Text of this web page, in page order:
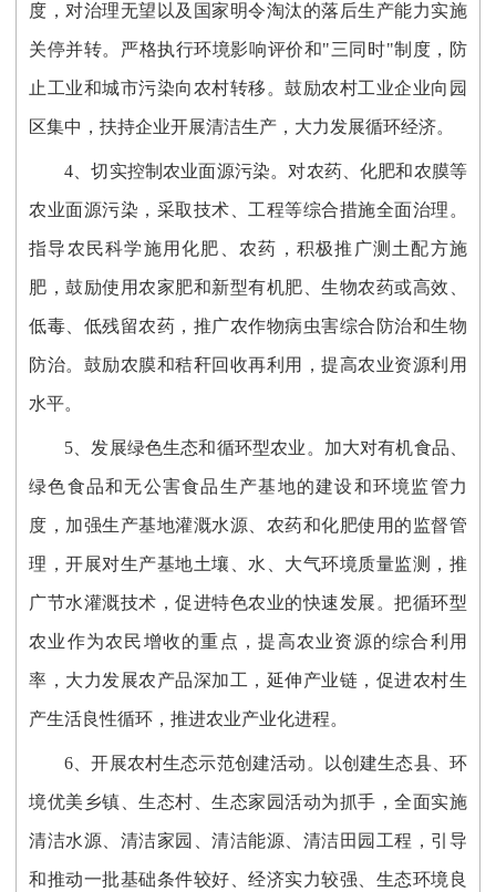
度，对治理无望以及国家明令淘汰的落后生产能力实施
关停并转。严格执行环境影响评价和"三同时"制度，防
止工业和城市污染向农村转移。鼓励农村工业企业向园
区集中，扶持企业开展清洁生产，大力发展循环经济。
4、切实控制农业面源污染。对农药、化肥和农膜等
农业面源污染，采取技术、工程等综合措施全面治理。
指导农民科学施用化肥、农药，积极推广测土配方施
肥，鼓励使用农家肥和新型有机肥、生物农药或高效、
低毒、低残留农药，推广农作物病虫害综合防治和生物
防治。鼓励农膜和秸秆回收再利用，提高农业资源利用
水平。
5、发展绿色生态和循环型农业。加大对有机食品、
绿色食品和无公害食品生产基地的建设和环境监管力
度，加强生产基地灌溉水源、农药和化肥使用的监督管
理，开展对生产基地土壤、水、大气环境质量监测，推
广节水灌溉技术，促进特色农业的快速发展。把循环型
农业作为农民增收的重点，提高农业资源的综合利用
率，大力发展农产品深加工，延伸产业链，促进农村生
产生活良性循环，推进农业产业化进程。
6、开展农村生态示范创建活动。以创建生态县、环
境优美乡镇、生态村、生态家园活动为抓手，全面实施
清洁水源、清洁家园、清洁能源、清洁田园工程，引导
和推动一批基础条件较好、经济实力较强、生态环境良